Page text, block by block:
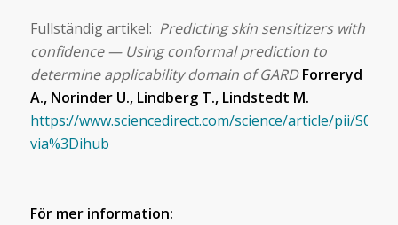
Fullständig artikel: Predicting skin sensitizers with
confidence — Using conformal prediction to
determine applicability domain of GARD Forreryd
A., Norinder U., Lindberg T., Lindstedt M.
https://www.sciencedirect.com/science/article/pii/
via%3Dihub
För mer information: